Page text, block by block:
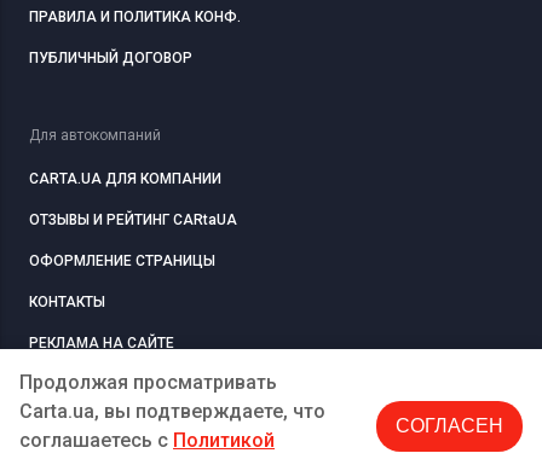
Продолжая просматривать
Carta.ua, вы подтверждаете, что
соглашаетесь c Политикой
СОГЛАСЕН
ПРАВИЛА И ПОЛИТИКА КОНФ.
ПУБЛИЧНЫЙ ДОГОВОР
Для автокомпаний
CARTA.UA ДЛЯ КОМПАНИИ
ОТЗЫВЫ И РЕЙТИНГ CARtaUA
ОФОРМЛЕНИЕ СТРАНИЦЫ
КОНТАКТЫ
РЕКЛАМА НА САЙТЕ
РЕГИСТРАЦИЯ КОМПАНИЮ